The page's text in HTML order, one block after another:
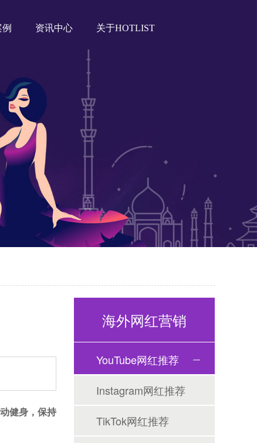
资讯中心 关于HOTLIST
健身，保持
海外网红营销
YouTube网红推荐
Instagram网红推荐
TikTok网红推荐
Tiktok海外营销